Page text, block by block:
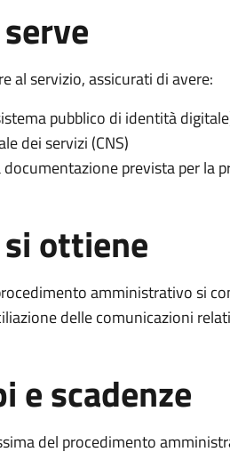
al servizio, assicurati di avere:
pubblico di identità
dei servizi (CNS)
prevista per la
si ottiene
amministrativo si
delle comunicazioni
e scadenze
del procedimento